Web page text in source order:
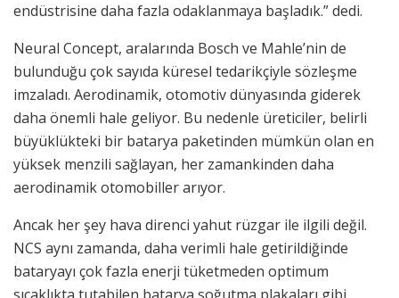
endüstrisine daha fazla odaklanmaya başladık.” dedi.
Neural Concept, aralarında Bosch ve Mahle’nin de
bulunduğu çok sayıda küresel tedarikçiyle sözleşme
imzaladı. Aerodinamik, otomotiv dünyasında giderek
daha önemli hale geliyor. Bu nedenle üreticiler, belirli
büyüklükteki bir batarya paketinden mümkün olan en
yüksek menzili sağlayan, her zamankinden daha
aerodinamik otomobiller arıyor.
Ancak her şey hava direnci yahut rüzgar ile ilgili değil.
NCS aynı zamanda, daha verimli hale getirildiğinde
bataryayı çok fazla enerji tüketmeden optimum